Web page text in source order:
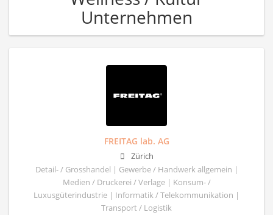
Unternehmen
FREITAG lab. AG
Zürich
Detail- / Grosshandel | Gewerbe / Handwerk allgemein |
Medien / Druckerei / Verlage | Konsum- /
Luxusgüterindustrie | Informatik / Telekommunikation |
Transport / Logistik